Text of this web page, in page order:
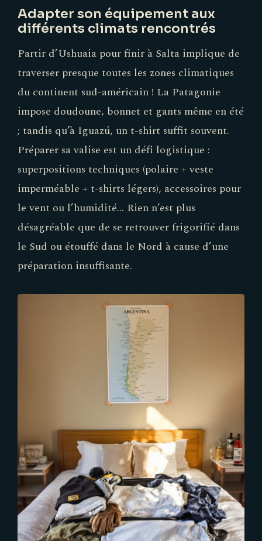
Adapter son équipement aux
différents climats rencontrés
Partir d’Ushuaia pour finir à Salta implique de
traverser presque toutes les zones climatiques
du continent sud-américain ! La Patagonie
impose doudoune, bonnet et gants même en été
; tandis qu’à Iguazú, un t-shirt suffit souvent.
Préparer sa valise est un défi logistique :
superpositions techniques (polaire + veste
imperméable + t-shirts légers), accessoires pour
le vent ou l’humidité… Rien n’est plus
désagréable que de se retrouver frigorifié dans
le Sud ou étouffé dans le Nord à cause d’une
préparation insuffisante.